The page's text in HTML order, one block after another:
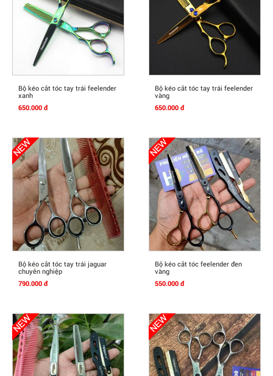
Mua Ngay
Bộ kéo cắt tóc tay trái feelender
xanh
650.000 đ
Mua Ngay
Bộ kéo cắt tóc tay trái feelender
vàng
650.000 đ
Mua Ngay
Bộ kéo cắt tóc tay trái jaguar
chuyên nghiệp
790.000 đ
Mua Ngay
Bộ kéo cắt tóc feelender đen
vàng
550.000 đ